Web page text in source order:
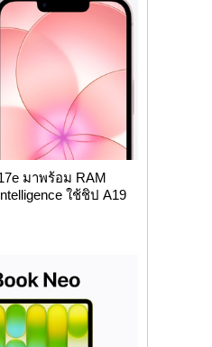
มาพร้อม RAM
ใช้ชิป A19